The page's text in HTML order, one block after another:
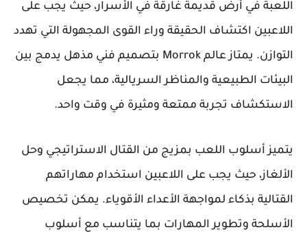
اللعبة في أرض قديمة غارقة في الأسرار، حيث يجب على
اللاعبين اكتشاف الحقيقة وراء القوى المجهولة التي تهدد
التوازن. يمتاز عالم Morrok بتصميم فني مذهل يدمج بين
البيئات الطبيعية والمناظر السريالية، مما يجعل
الاستكشاف تجربة ممتعة ومثيرة في وقت واحد.
يتميز أسلوب اللعب بمزيج من القتال الاستراتيجي وحل
الألغاز، حيث يجب على اللاعبين استخدام مهاراتهم
القتالية بذكاء لمواجهة الأعداء الأقوياء. يمكن تخصيص
الأسلحة وتطوير المهارات بما يتناسب مع أسلوب